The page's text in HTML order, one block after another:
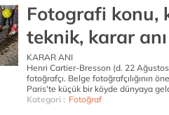
Fotografi konu,
teknik, karar anı
KARAR ANI
Henri Cartier-Bresson (d. 22
fotoğrafçı. Belge fotoğrafçılığının
Paris'te küçük bir köyde dünyaya
Kategori : Fotoğraf